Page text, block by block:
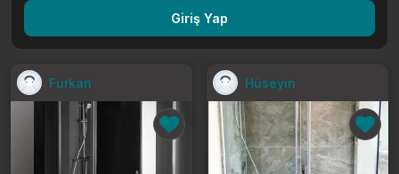
Giriş Yap
Furkan Hüseyin